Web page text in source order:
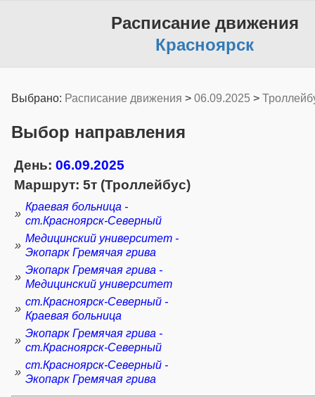
Расписание движения
Красноярск
Выбрано: Расписание движения > 06.09.2025 >
Выбор направления
День: 06.09.2025
Маршрут: 5т (Троллейбус)
»
Краевая больница -
ст.Красноярск-Северный
»
Медицинский университет -
Экопарк Гремячая грива
»
Экопарк Гремячая грива -
Медицинский университет
»
ст.Красноярск-Северный -
Краевая больница
»
Экопарк Гремячая грива -
ст.Красноярск-Северный
»
ст.Красноярск-Северный -
Экопарк Гремячая грива